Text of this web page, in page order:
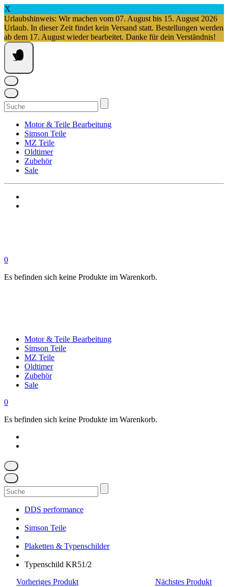
X
Urlaubshinweis: Wir machen vom 07. August bis 15. August 2026
Urlaub. In dieser Zeit findet kein Versand statt. Bestellungen werden
ab dem 17. August wieder bearbeitet. Danke für dein Verständnis!
Springe
zum
Inhalt
Suchen
nach:
Motor & Teile Bearbeitung
Simson Teile
MZ Teile
Oldtimer
Zubehör
Sale
0
Es befinden sich keine Produkte im Warenkorb.
Motor & Teile Bearbeitung
Simson Teile
MZ Teile
Oldtimer
Zubehör
Sale
0
Es befinden sich keine Produkte im Warenkorb.
Suchen
nach:
DDS performance
Simson Teile
Plaketten & Typenschilder
Typenschild KR51/2
Vorheriges Produkt
Nächstes Produkt